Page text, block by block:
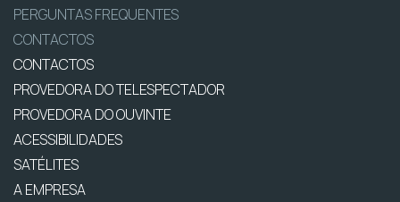
PERGUNTAS FREQUENTES
CONTACTOS
CONTACTOS
PROVEDORA DO TELESPECTADOR
PROVEDORA DO OUVINTE
ACESSIBILIDADES
SATÉLITES
A EMPRESA